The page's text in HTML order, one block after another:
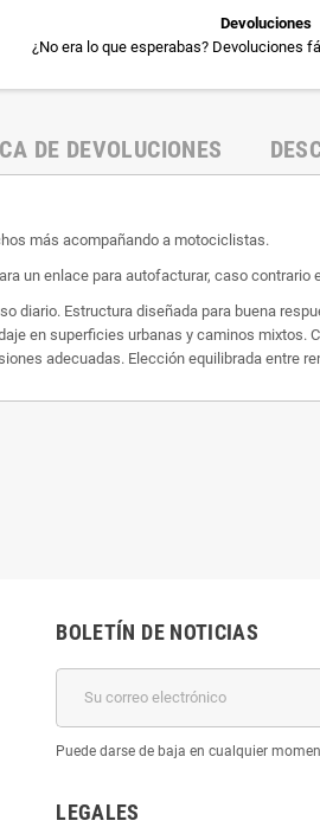
Devoluciones
¿No era lo que esperabas? Devoluciones
DE DEVOLUCIONES
más acompañando a motociclistas.
un enlace para autofacturar, caso
diario. Estructura diseñada para buena
en superficies urbanas y caminos
adecuadas. Elección equilibrada entre
BOLETÍN DE NOTICIAS
Puede darse de baja en cualquier
LEGALES